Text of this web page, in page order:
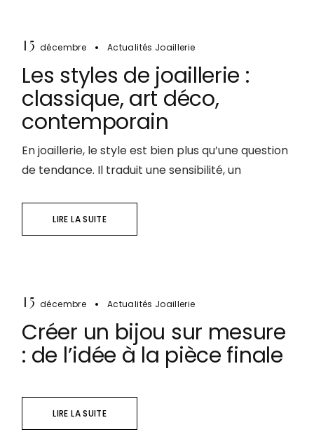
15 décembre Actualités Joaillerie
Les styles de joaillerie :
classique, art déco,
contemporain
En joaillerie, le style est bien plus qu’une question
de tendance. Il traduit une sensibilité, un
LIRE LA SUITE
15 décembre Actualités Joaillerie
Créer un bijou sur mesure
: de l’idée à la pièce finale
LIRE LA SUITE